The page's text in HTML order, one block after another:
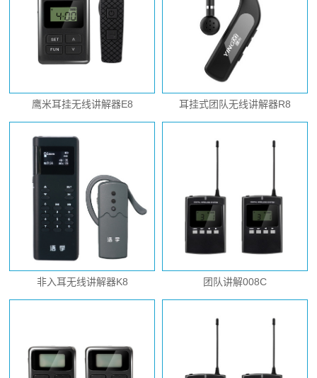
鹰米耳挂无线讲解器E8 耳挂式团队无线讲解器R8
非入耳无线讲解器K8 团队讲解008C